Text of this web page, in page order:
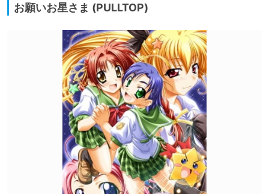
お願いお星さま (PULLTOP)